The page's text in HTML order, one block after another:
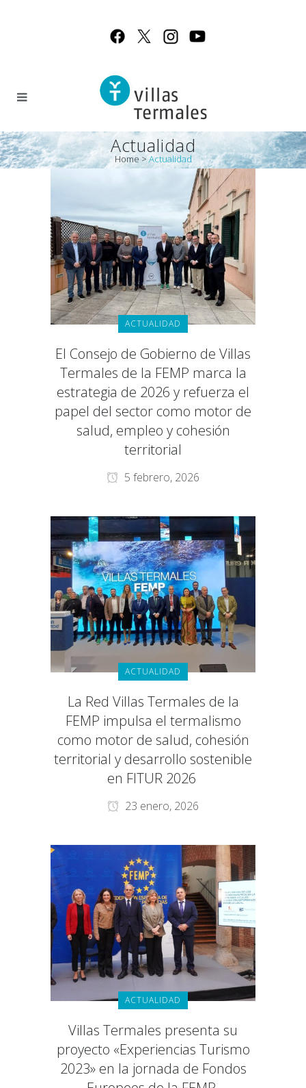
Actualidad
Home>Actualidad
ACTUALIDAD
El Consejo de Gobierno de Villas
Termales de la FEMP marca la
estrategia de 2026 y refuerza el
papel del sector como motor de
salud, empleo y cohesión
territorial
5 febrero, 2026
ACTUALIDAD
La Red Villas Termales de la
FEMP impulsa el termalismo
como motor de salud, cohesión
territorial y desarrollo sostenible
en FITUR 2026
23 enero, 2026
ACTUALIDAD
Villas Termales presenta su
proyecto «Experiencias Turismo
2023» en la jornada de Fondos